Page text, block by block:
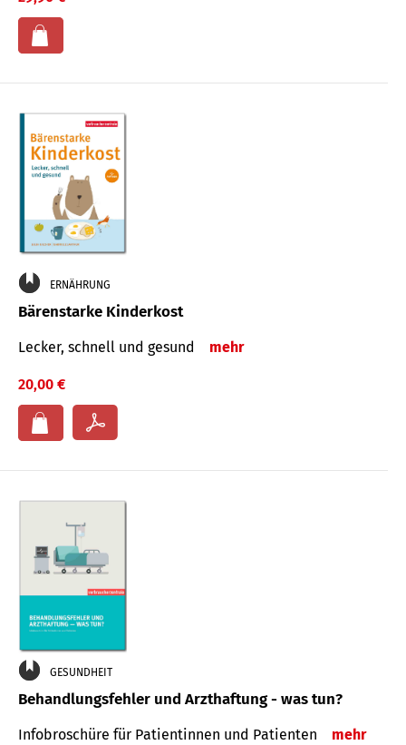
ERNÄHRUNG
Bärenstarke Kinderkost
Lecker, schnell und gesund mehr
20,00 €
GESUNDHEIT
Behandlungsfehler und Arzthaftung - was tun?
Infobroschüre für Patientinnen und Patienten mehr